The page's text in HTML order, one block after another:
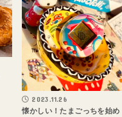
2023.11.26
懐かしい！たまごっちを始め